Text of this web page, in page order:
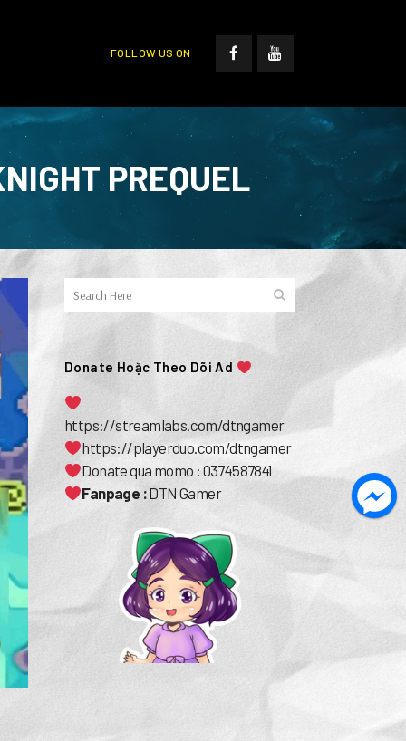
FOLLOW US ON
PREQUEL
Donate Hoặc Theo Dõi Ad
https://streamlabs.com/dtngamer
https://playerduo.com/dtngamer
Donate qua momo : 0374587841
Fanpage :DTN Gamer